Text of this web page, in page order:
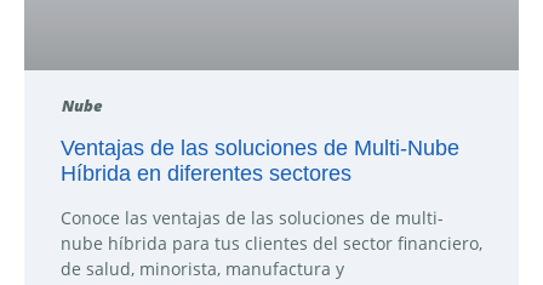
Nube
Ventajas de las soluciones de Multi-Nube
Híbrida en diferentes sectores
Conoce las ventajas de las soluciones de multi-
nube híbrida para tus clientes del sector financiero,
de salud, minorista, manufactura y